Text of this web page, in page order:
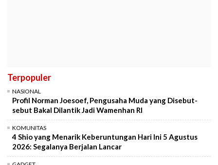
Terpopuler
NASIONAL
Profil Norman Joesoef, Pengusaha Muda yang Disebut-
sebut Bakal Dilantik Jadi Wamenhan RI
KOMUNITAS
4 Shio yang Menarik Keberuntungan Hari Ini 5 Agustus
2026: Segalanya Berjalan Lancar